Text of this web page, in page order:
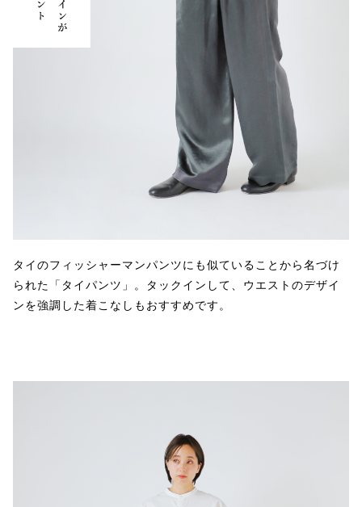
タイのフィッシャーマンパンツにも似ていることから名づけ
られた「タイパンツ」。タックインして、ウエストのデザイ
ンを強調した着こなしもおすすめです。